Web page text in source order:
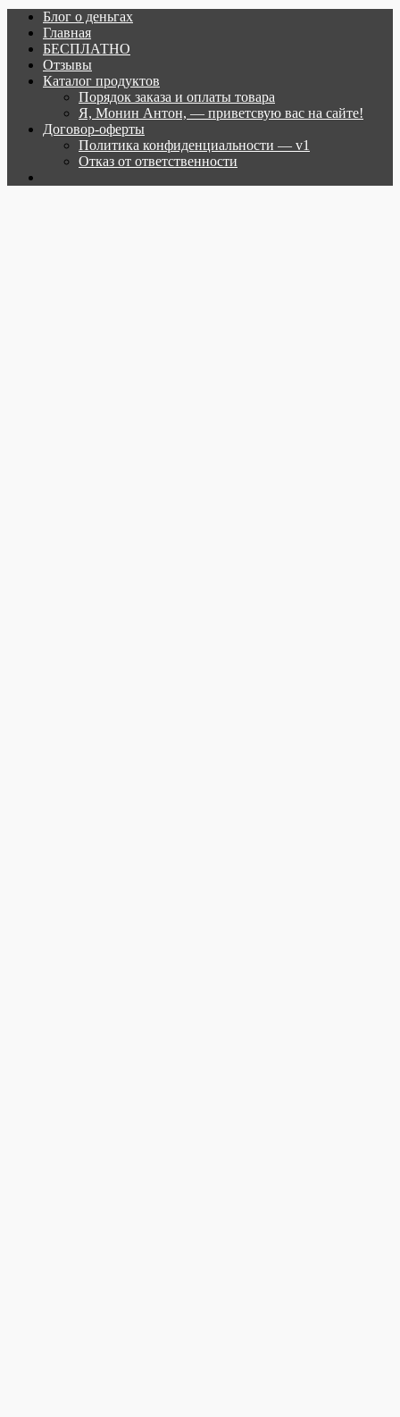
Блог о деньгах
Главная
БЕСПЛАТНО
Отзывы
Каталог продуктов
Порядок заказа и оплаты товара
Я, Монин Антон, — приветсвую вас на сайте!
Договор-оферты
Политика конфиденциальности — v1
Отказ от ответственности